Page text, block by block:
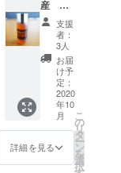
す。 ご
支援へ
のお礼
のメッ
セージ
を添え
て、お
送りさ
せてい
ただき
ます。
※蜜蝋や
ペシャ
ルなド
リップ
コー
ヒーが
楽しめ
ます。
《えら
ぶ色ク
レヨ
ン》で
は沖永
産 純
粋はち
みつ
200g◆
《え
らぶ色
クレヨ
ン》や
【ジャ
ガイモ
ねん
ど】の
原料と
なる蜜
支援
者：
3人
お届
け予
定：
2020
年10
月
詳細を見る
こ
の
リ
タ
ー
ン
を
選
択